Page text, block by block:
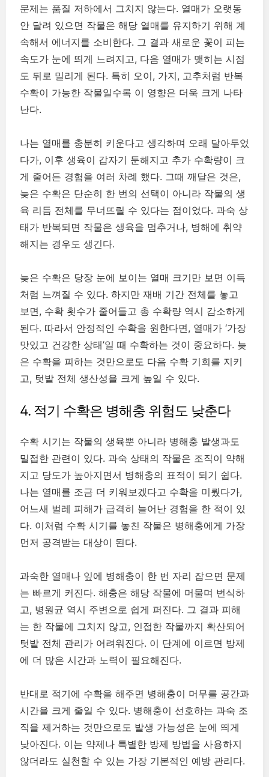
문제는 품질 저하에서 그치지 않는다. 열매가 오랫동
안 달려 있으면 작물은 해당 열매를 유지하기 위해 계
속해서 에너지를 소비한다. 그 결과 새로운 꽃이 피는
속도가 눈에 띄게 느려지고, 다음 열매가 맺히는 시점
도 뒤로 밀리게 된다. 특히 오이, 가지, 고추처럼 반복
수확이 가능한 작물일수록 이 영향은 더욱 크게 나타
난다.
나는 열매를 충분히 키운다고 생각하며 오래 달아두었
다가, 이후 생육이 갑자기 둔해지고 추가 수확량이 크
게 줄어든 경험을 여러 차례 했다. 그때 깨달은 것은,
늦은 수확은 단순히 한 번의 선택이 아니라 작물의 생
육 리듬 전체를 무너뜨릴 수 있다는 점이었다. 과숙 상
태가 반복되면 작물은 생육을 멈추거나, 병해에 취약
해지는 경우도 생긴다.
늦은 수확은 당장 눈에 보이는 열매 크기만 보면 이득
처럼 느껴질 수 있다. 하지만 재배 기간 전체를 놓고
보면, 수확 횟수가 줄어들고 총 수확량 역시 감소하게
된다. 따라서 안정적인 수확을 원한다면, 열매가 ‘가장
맛있고 건강한 상태’일 때 수확하는 것이 중요하다. 늦
은 수확을 피하는 것만으로도 다음 수확 기회를 지키
고, 텃밭 전체 생산성을 크게 높일 수 있다.
4. 적기 수확은 병해충 위험도 낮춘다
수확 시기는 작물의 생육뿐 아니라 병해충 발생과도
밀접한 관련이 있다. 과숙 상태의 작물은 조직이 약해
지고 당도가 높아지면서 병해충의 표적이 되기 쉽다.
나는 열매를 조금 더 키워보겠다고 수확을 미뤘다가,
어느새 벌레 피해가 급격히 늘어난 경험을 한 적이 있
다. 이처럼 수확 시기를 놓친 작물은 병해충에게 가장
먼저 공격받는 대상이 된다.
과숙한 열매나 잎에 병해충이 한 번 자리 잡으면 문제
는 빠르게 커진다. 해충은 해당 작물에 머물며 번식하
고, 병원균 역시 주변으로 쉽게 퍼진다. 그 결과 피해
는 한 작물에 그치지 않고, 인접한 작물까지 확산되어
텃밭 전체 관리가 어려워진다. 이 단계에 이르면 방제
에 더 많은 시간과 노력이 필요해진다.
반대로 적기에 수확을 해주면 병해충이 머무를 공간과
시간을 크게 줄일 수 있다. 병해충이 선호하는 과숙 조
직을 제거하는 것만으로도 발생 가능성은 눈에 띄게
낮아진다. 이는 약제나 특별한 방제 방법을 사용하지
않더라도 실천할 수 있는 가장 기본적인 예방 관리다.